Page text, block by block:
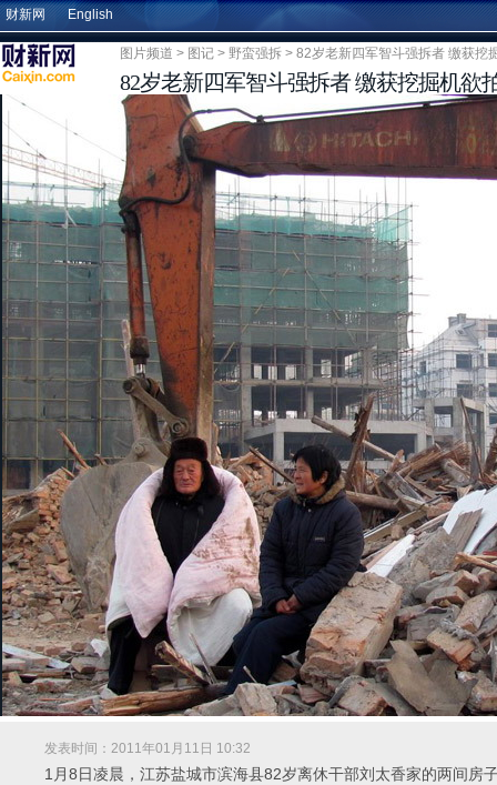
财新网 English
图片频道 > 图记 > 野蛮强拆 > 82岁老新四军智斗强拆者 缴获挖
82岁老新四军智斗强拆者 缴获挖掘机欲
发表时间：2011年01月11日 10:32
1月8日凌晨，江苏盐城市滨海县82岁离休干部刘太香家的两间房